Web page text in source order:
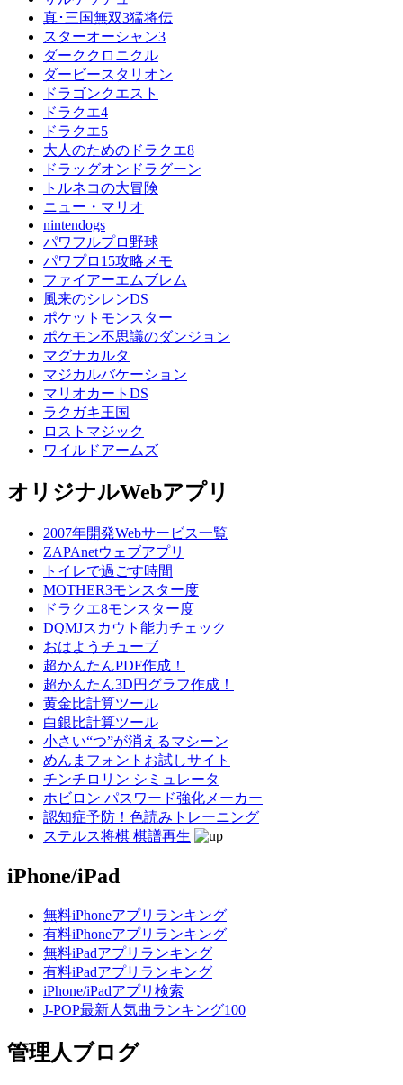
真･三国無双3猛将伝
スターオーシャン3
ダーククロニクル
ダービースタリオン
ドラゴンクエスト
ドラクエ4
ドラクエ5
大人のためのドラクエ8
ドラッグオンドラグーン
トルネコの大冒険
ニュー・マリオ
nintendogs
パワフルプロ野球
パワプロ15攻略メモ
ファイアーエムブレム
風来のシレンDS
ポケットモンスター
ポケモン不思議のダンジョン
マグナカルタ
マジカルバケーション
マリオカートDS
ラクガキ王国
ロストマジック
ワイルドアームズ
オリジナルWebアプリ
2007年開発Webサービス一覧
ZAPAnetウェブアプリ
トイレで過ごす時間
MOTHER3モンスター度
ドラクエ8モンスター度
DQMJスカウト能力チェック
おはようチューブ
超かんたんPDF作成！
超かんたん3D円グラフ作成！
黄金比計算ツール
白銀比計算ツール
小さい“つ”が消えるマシーン
めんまフォントお試しサイト
チンチロリン シミュレータ
ホビロン パスワード強化メーカー
認知症予防！色読みトレーニング
ステルス将棋 棋譜再生
iPhone/iPad
無料iPhoneアプリランキング
有料iPhoneアプリランキング
無料iPadアプリランキング
有料iPadアプリランキング
iPhone/iPadアプリ検索
J-POP最新人気曲ランキング100
管理人ブログ